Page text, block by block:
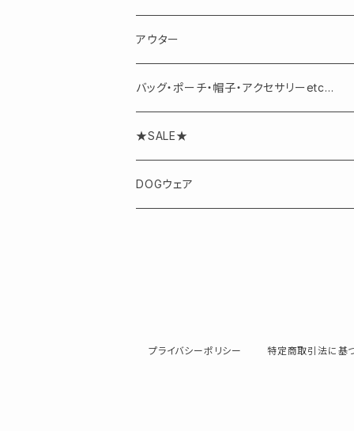
パンツ
アウター
バッグ・ポーチ・帽子・アクセサリーetc...
アクセサリー
★SALE★
DOGウェア
プライバシーポリシー 特定商取引法に基